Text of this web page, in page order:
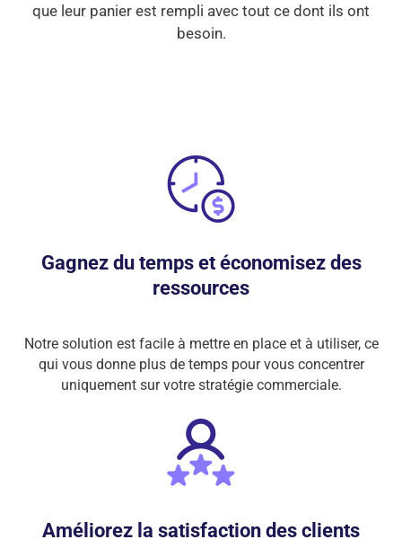
que leur panier est rempli avec tout ce dont ils ont
besoin.
Gagnez du temps et économisez des
ressources
Notre solution est facile à mettre en place et à utiliser, ce
qui vous donne plus de temps pour vous concentrer
uniquement sur votre stratégie commerciale.
Améliorez la satisfaction des clients